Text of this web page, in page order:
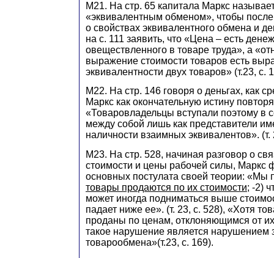
М21. На стр. 65 капитала Маркс
«эквивалентным обменом», чтобы
о свойствах эквивалентного обмена и
на с. 111 заявить, что «Цена – есть
овеществленного в товаре труда», а
выражение стоимости товаров есть
эквивалентности двух товаров» (т.23, с.
М22. На стр. 146 говоря о деньгах, как
Маркс как окончательную истину
«Товаровладельцы вступали поэтому в
между собой лишь как представители
наличности взаимных эквивалентов». (т.
М23. На стр. 528, начиная разговор о
стоимости и цены рабочей силы, Маркс
основных постулата своей теории: «Мы
товары продаются по их стоимости; -2)
может иногда подниматься выше
падает ниже ее». (т. 23, с. 528), «Хотя
проданы по ценам, отклоняющимся от
такое нарушение является нарушением
товарообмена»(т.23, с. 169).